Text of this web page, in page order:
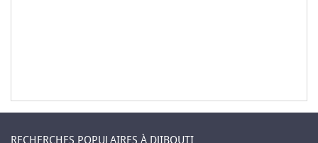
RECHERCHES POPULAIRES À DJIBOUTI